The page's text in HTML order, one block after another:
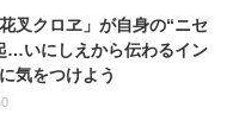
叉クロヱ」が自身の“ニセ
…いにしえから伝わるイン
気をつけよう